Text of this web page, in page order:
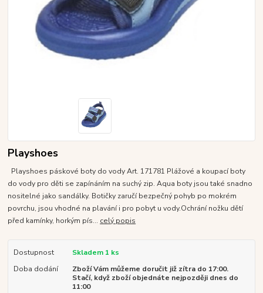
Playshoes
Playshoes páskové boty do vody Art. 171781 Plážové a koupací boty
do vody pro děti se zapínáním na suchý zip. Aqua boty jsou také snadno
nositelné jako sandálky. Botičky zaručí bezpečný pohyb po mokrém
povrchu, jsou vhodné na plavání i pro pobyt u vody.Ochrání nožku dětí
před kamínky, horkým pís... celý popis
Dostupnost
Skladem 1 ks
Doba dodání
Zboží Vám můžeme doručit již zítra do 17:00.
Stačí, když zboží objednáte nejpozději dnes do
11:00